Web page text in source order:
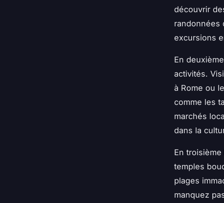
découvrir
randonnées
excursions
En
activités.
à Rome ou
comme les
marchés
dans la
En
temples
plages
manquez